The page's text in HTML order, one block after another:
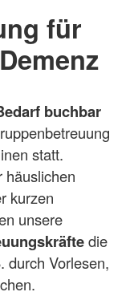
für
buchbar
statt.
häuslichen
kurzen
unsere
die
durch Vorlesen,